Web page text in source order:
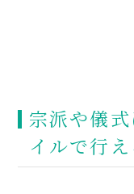
宗派や儀
イルで行